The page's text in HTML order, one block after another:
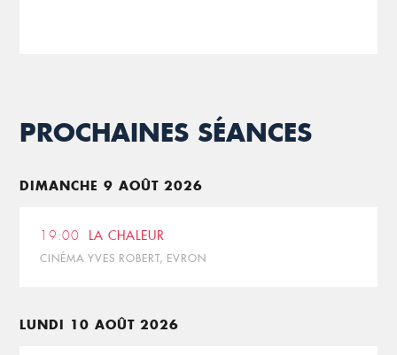
PROCHAINES SÉANCES
DIMANCHE 9 AOÛT 2026
19:00 LA CHALEUR
CINÉMA YVES ROBERT, EVRON
LUNDI 10 AOÛT 2026